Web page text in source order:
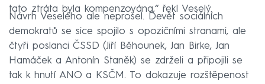
tato ztráta byla kompenzována,“ řekl Veselý.
Návrh Veselého ale neprošel. Devět sociálních
demokratů se sice spojilo s opozičními stranami, ale
čtyři poslanci ČSSD (Jiří Běhounek, Jan Birke, Jan
Hamáček a Antonín Staněk) se zdrželi a připojili se
tak k hnutí ANO a KSČM. To dokazuje rozštěpenost